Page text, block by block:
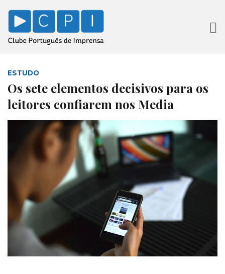
ESTUDO
Os sete elementos decisivos para os
leitores confiarem nos Media